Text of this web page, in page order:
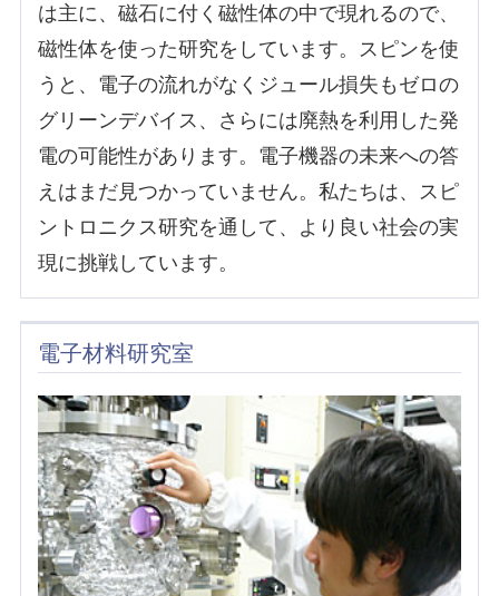
は主に、磁石に付く磁性体の中で現れるので、
磁性体を使った研究をしています。スピンを使
うと、電子の流れがなくジュール損失もゼロの
グリーンデバイス、さらには廃熱を利用した発
電の可能性があります。電子機器の未来への答
えはまだ見つかっていません。私たちは、スピ
ントロニクス研究を通して、より良い社会の実
現に挑戦しています。
電子材料研究室